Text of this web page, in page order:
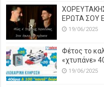
ΕΡΩΤΑ ΣΟΥ
19/06/2025
Φέτος το
«χτυπάνε»
19/06/2025